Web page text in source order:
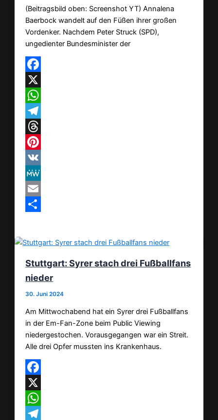
(Beitragsbild oben: Screenshot YT) Annalena
Baerbock wandelt auf den Füßen ihrer großen
Vordenker. Nachdem Peter Struck (SPD),
ungedienter Bundesminister der
Facebook
X
WhatsApp
Telegram
Threads
Pinterest
VK
MeWe
Email
Stuttgart: Syrer stach drei Fußballfans
nieder
30. Juni 2024
Am Mittwochabend hat ein Syrer drei Fußballfans
in der Em-Fan-Zone beim Public Viewing
niedergestochen. Vorausgegangen war ein Streit.
Alle drei Opfer mussten ins Krankenhaus.
Facebook
X
WhatsApp